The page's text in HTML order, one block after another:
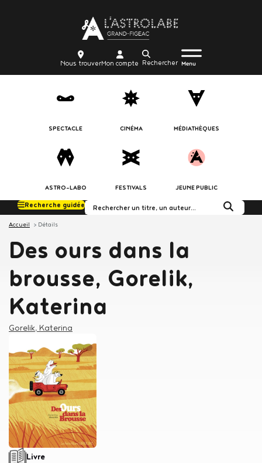
au
contenu
principal
Body
trouver
Nous trouvercompte
Mon compte
Recherche
Menu
burger
Body
icon_trigger
Menu
SPECTACLE CINÉMA MÉDIATHÈQUES
ASTRO-LABO FESTIVALS JEUNE PUBLIC
Rechercher dans le
Recherche guidée
Accueil Détails
Des ours dans la
brousse, Gorelik,
Katerina
Auteur
Gorelik, Katerina
Type de support matériel
Livre